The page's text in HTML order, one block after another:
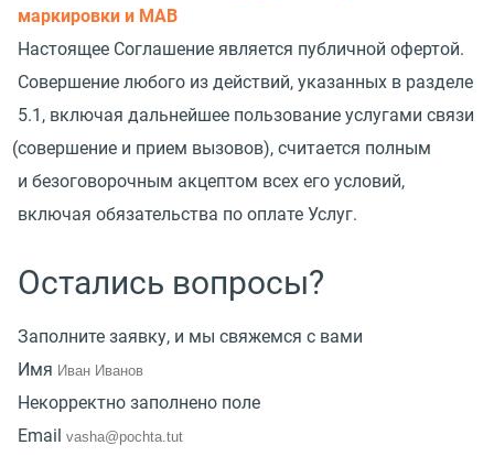
маркировки и МАВ
Настоящее Соглашение является публичной офертой.
Совершение любого из действий, указанных в разделе
5.1, включая дальнейшее пользование услугами связи
(совершение и прием вызовов), считается полным
и безоговорочным акцептом всех его условий,
включая обязательства по оплате Услуг.
Остались вопросы?
Заполните заявку, и мы свяжемся с вами
Имя
Некорректно заполнено поле
Email